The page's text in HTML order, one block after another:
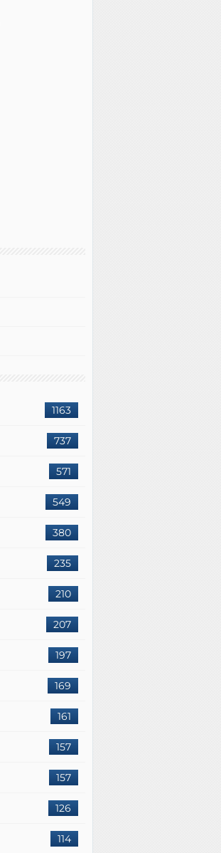
1163
737
571
549
380
235
210
207
197
169
161
157
157
126
114